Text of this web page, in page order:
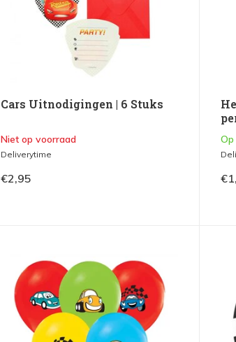
Cars Uitnodigingen | 6 Stuks
Niet op voorraad
Deliverytime
€2,95